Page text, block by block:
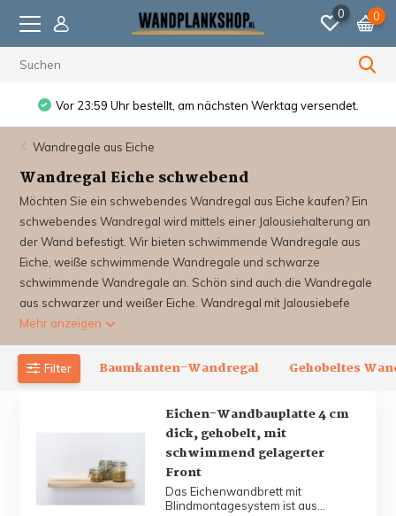
0 0
Vor 23:59 Uhr bestellt, am nächsten Werktag versendet.
Wandregale aus Eiche
Wandregal Eiche schwebend
Möchten Sie ein schwebendes Wandregal aus Eiche kaufen? Ein
schwebendes Wandregal wird mittels einer Jalousiehalterung an
der Wand befestigt. Wir bieten schwimmende Wandregale aus
Eiche, weiße schwimmende Wandregale und schwarze
schwimmende Wandregale an. Schön sind auch die Wandregale
aus schwarzer und weißer Eiche. Wandregal mit Jalousiebefe
Mehr anzeigen
Filter Baumkanten-Wandregal Gehobeltes
Eichen-Wandbauplatte 4 cm
dick, gehobelt, mit
schwimmend gelagerter
Front
Das Eichenwandbrett mit
Blindmontagesystem ist aus...